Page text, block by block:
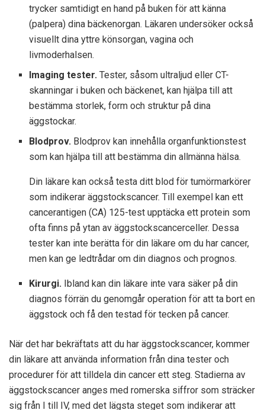
trycker samtidigt en hand på buken för att känna
(palpera) dina bäckenorgan. Läkaren undersöker också
visuellt dina yttre könsorgan, vagina och
livmoderhalsen.
Imaging tester. Tester, såsom ultraljud eller CT-
skanningar i buken och bäckenet, kan hjälpa till att
bestämma storlek, form och struktur på dina
äggstockar.
Blodprov. Blodprov kan innehålla organfunktionstest
som kan hjälpa till att bestämma din allmänna hälsa.
Din läkare kan också testa ditt blod för tumörmarkörer
som indikerar äggstockscancer. Till exempel kan ett
cancerantigen (CA) 125-test upptäcka ett protein som
ofta finns på ytan av äggstockscancerceller. Dessa
tester kan inte berätta för din läkare om du har cancer,
men kan ge ledtrådar om din diagnos och prognos.
Kirurgi. Ibland kan din läkare inte vara säker på din
diagnos förrän du genomgår operation för att ta bort en
äggstock och få den testad för tecken på cancer.
När det har bekräftats att du har äggstockscancer, kommer
din läkare att använda information från dina tester och
procedurer för att tilldela din cancer ett steg. Stadierna av
äggstockscancer anges med romerska siffror som sträcker
sig från I till IV, med det lägsta steget som indikerar att